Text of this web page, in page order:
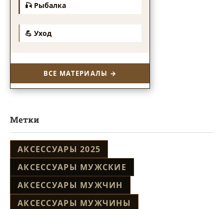
🎣 Рыбалка
💪 Уход
ВСЕ МАТЕРИАЛЫ →
Метки
АКСЕССУАРЫ 2025
АКСЕССУАРЫ МУЖСКИЕ
АКСЕССУАРЫ МУЖЧИН
АКСЕССУАРЫ МУЖЧИНЫ